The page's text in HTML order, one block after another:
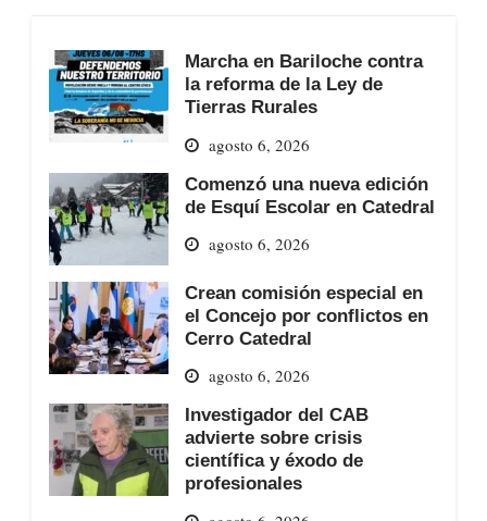
Marcha en Bariloche contra
la reforma de la Ley de
Tierras Rurales
agosto 6, 2026
Comenzó una nueva edición
de Esquí Escolar en Catedral
agosto 6, 2026
Crean comisión especial en
el Concejo por conflictos en
Cerro Catedral
agosto 6, 2026
Investigador del CAB
advierte sobre crisis
científica y éxodo de
profesionales